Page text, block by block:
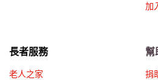
加
長者服務
老人之家
幫
捐